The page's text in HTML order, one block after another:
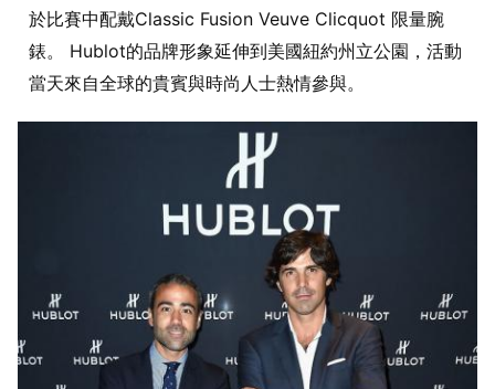
於比賽中配戴Classic Fusion Veuve Clicquot 限量腕
錶。
Hublot的品牌形象延伸到美國紐約州立公園，活動
當天來自全球的貴賓與時尚人士熱情參與。